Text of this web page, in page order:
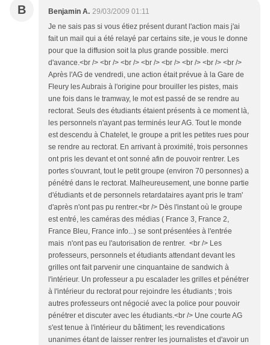
B Benjamin A. 29/03/2009 01:11
Je ne sais pas si vous étiez présent durant l'action mais j'ai
fait un mail qui a été relayé par certains site, je vous le donne
pour que la diffusion soit la plus grande possible. merci
d'avance.<br /> <br /> <br /> <br /> <br /> <br /> <br /> <br />
Après l'AG de vendredi, une action était prévue à la Gare de
Fleury les Aubrais à l'origine pour brouiller les pistes, mais
une fois dans le tramway, le mot est passé de se rendre au
rectorat. Seuls des étudiants étaient présents à ce moment là,
les personnels n'ayant pas terminés leur AG. Tout le monde
est descendu à Chatelet, le groupe a prit les petites rues pour
se rendre au rectorat. En arrivant à proximité, trois personnes
ont pris les devant et ont sonné afin de pouvoir rentrer. Les
portes s'ouvrant, tout le petit groupe (environ 70 personnes) a
pénétré dans le rectorat. Malheureusement, une bonne partie
d'étudiants et de personnels retardataires ayant pris le tram'
d'après n'ont pas pu rentrer.<br /> Dès l'instant où le groupe
est entré, les caméras des médias ( France 3, France 2,
France Bleu, France info...) se sont présentées à l'entrée
mais n'ont pas eu l'autorisation de rentrer. <br /> Les
professeurs, personnels et étudiants attendant devant les
grilles ont fait parvenir une cinquantaine de sandwich à
l'intérieur. Un professeur a pu escalader les grilles et pénétrer
à l'intérieur du rectorat pour rejoindre les étudiants ; trois
autres professeurs ont négocié avec la police pour pouvoir
pénétrer et discuter avec les étudiants.<br /> Une courte AG
s'est tenue à l'intérieur du bâtiment; les revendications
unanimes étant de laisser rentrer les journalistes et d'avoir un